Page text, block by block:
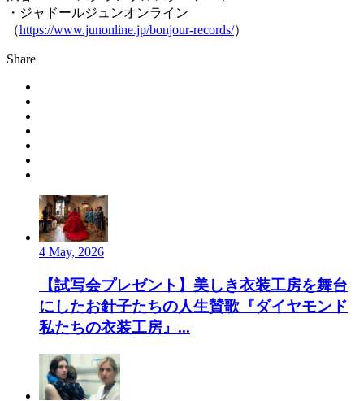
・ジャドールジュンオンライン
（https://www.junonline.jp/bonjour-records/）
Share
4 May, 2026
【試写会プレゼント】美しき衣装工房を舞台
にしたお針子たちの人生賛歌『ダイヤモンド
私たちの衣装工房』...